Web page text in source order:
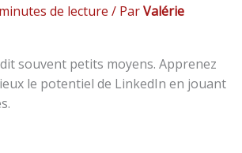
de lecture / ParValérie
souvent petits moyens. Apprenez
le potentiel de LinkedIn en jouant